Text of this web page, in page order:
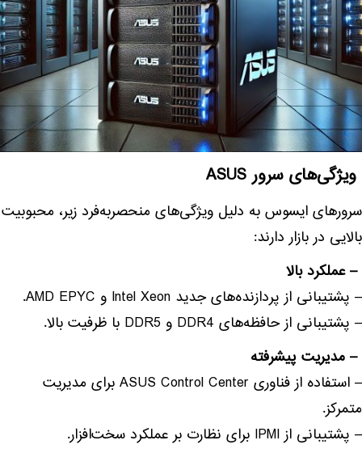
ویژگی‌های سرور ASUS
سرورهای ایسوس به دلیل ویژگی‌های منحصربه‌فرد زیر، محبوبیت
بالایی در بازار دارند:
– عملکرد بالا
– پشتیبانی از پردازنده‌های جدید Intel Xeon و AMD EPYC.
– پشتیبانی از حافظه‌های DDR4 و DDR5 با ظرفیت بالا.
– مدیریت پیشرفته
– استفاده از فناوری ASUS Control Center برای مدیریت
متمرکز.
– پشتیبانی از IPMI برای نظارت بر عملکرد سخت‌افزار.